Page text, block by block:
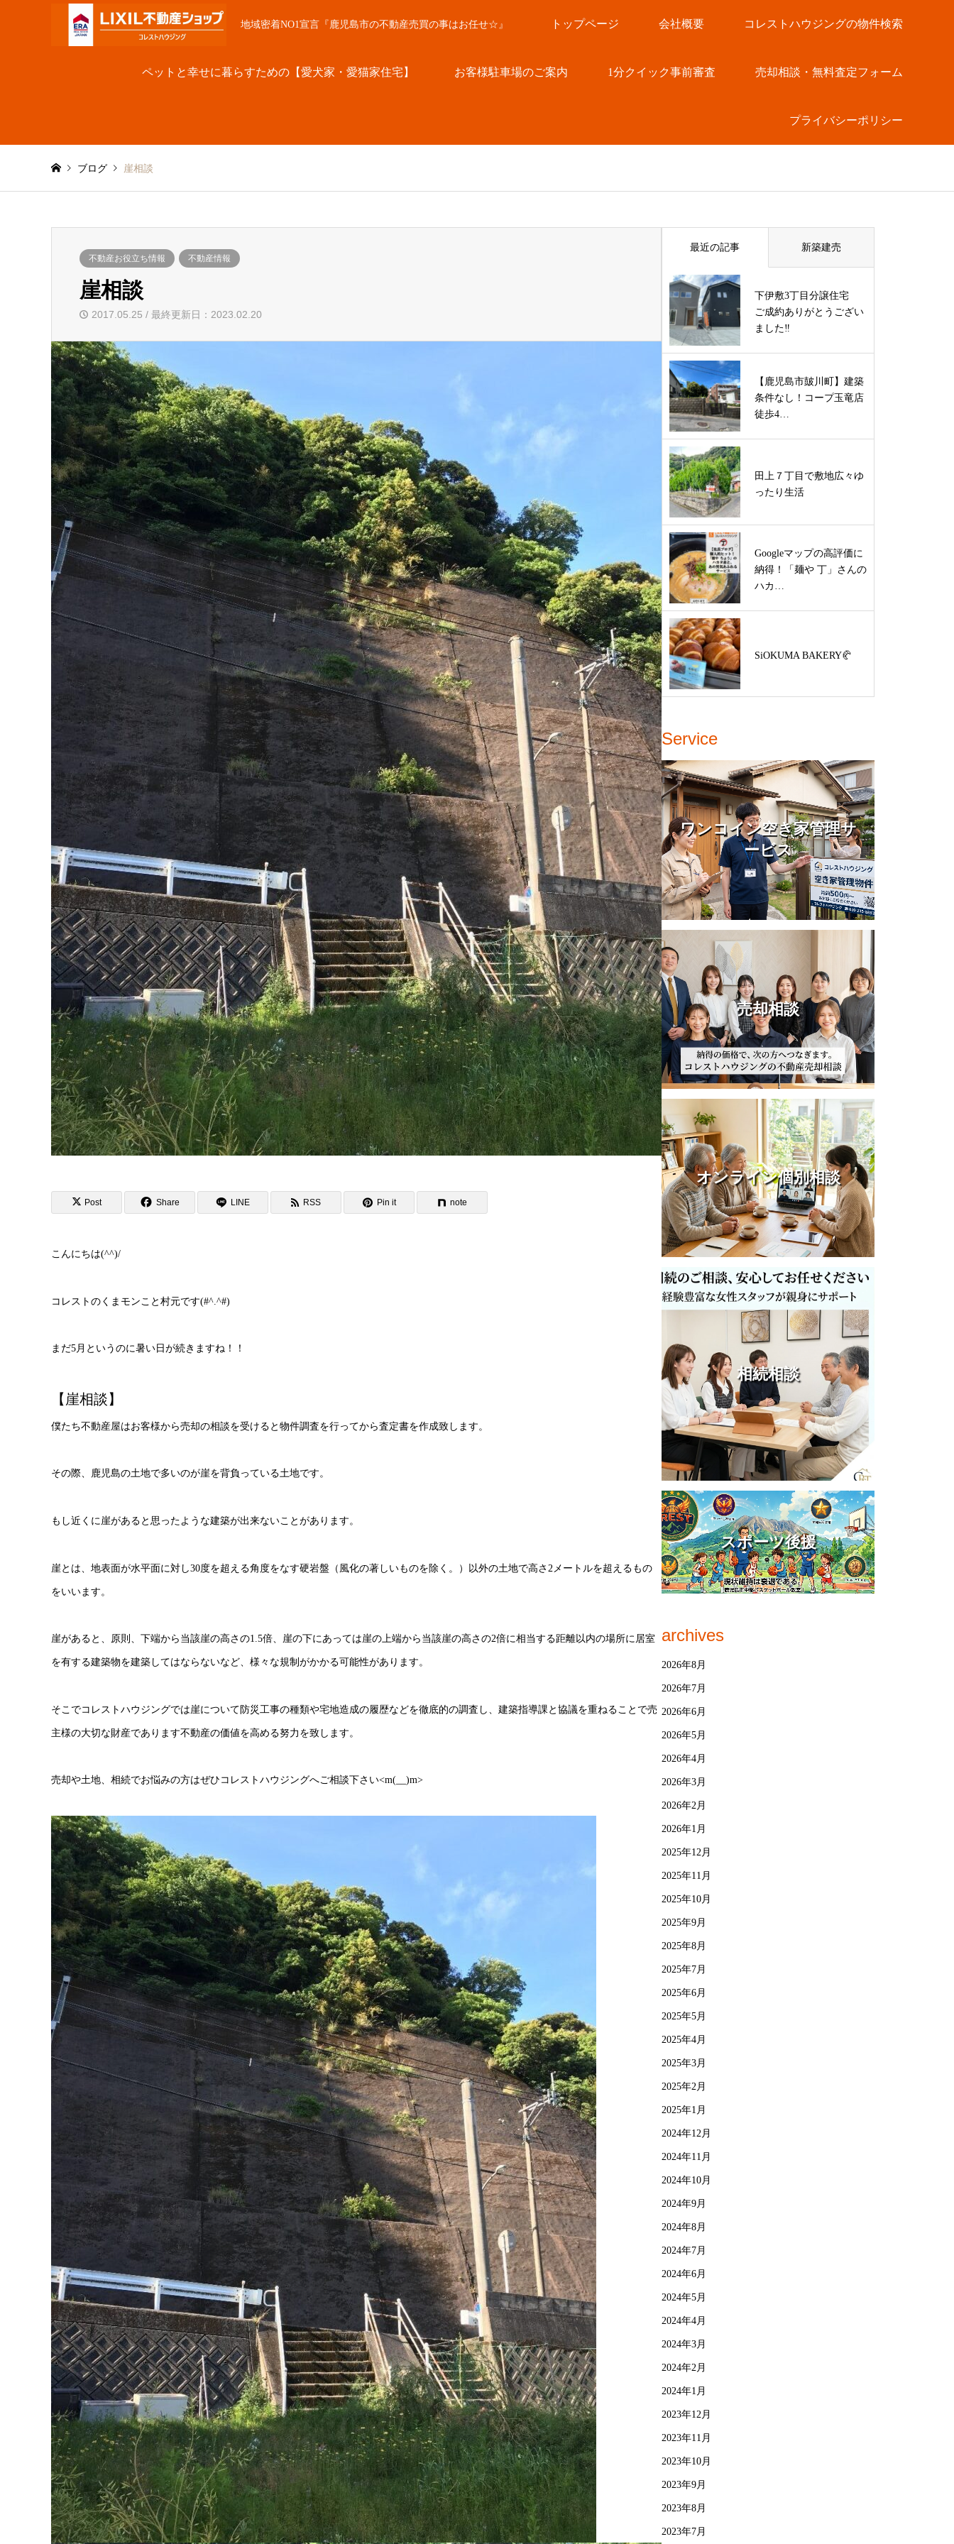
地域密着NO1宣言『鹿児島市の不動産売買の事はお任せ☆』 トップページ 会社概要 コレストハウジングの物件検索
ペットと幸せに暮らすための【愛犬家・愛猫家住宅】 お客様駐車場のご案内 1分クイック事前審査 売却相談・無料査定フォーム
プライバシーポリシー
ブログ 崖相談
不動産お役立ち情報 不動産情報
崖相談
2017.05.25 / 最終更新日：2023.02.20
Post Share LINE RSS Pin it note
こんにちは(^^)/
コレストのくまモンこと村元です(#^.^#)
まだ5月というのに暑い日が続きますね！！
【崖相談】
僕たち不動産屋はお客様から売却の相談を受けると物件調査を行ってから査定書を作成致します。
その際、鹿児島の土地で多いのが崖を背負っている土地です。
もし近くに崖があると思ったような建築が出来ないことがあります。
崖とは、地表面が水平面に対し30度を超える角度をなす硬岩盤（風化の著しいものを除く。）以外の土地で高さ2メートルを超えるもの
をいいます。
崖があると、原則、下端から当該崖の高さの1.5倍、崖の下にあっては崖の上端から当該崖の高さの2倍に相当する距離以内の場所に居室
を有する建築物を建築してはならないなど、様々な規制がかかる可能性があります。
そこでコレストハウジングでは崖について防災工事の種類や宅地造成の履歴などを徹底的の調査し、建築指導課と協議を重ねることで売
主様の大切な財産であります不動産の価値を高める努力を致します。
売却や土地、相続でお悩みの方はぜひコレストハウジングへご相談下さい<m(__)m>
最近の記事 新築建売
下伊敷3丁目分譲住宅
ご成約ありがとうござい
ました‼
【鹿児島市皷川町】建築
条件なし！コープ玉竜店
徒歩4…
田上７丁目で敷地広々ゆ
ったり生活
Googleマップの高評価に
納得！「麺や 丁」さんの
ハカ…
SiOKUMA BAKERY🥐
Service
ワンコイン空き家管理サ
ービス
売却相談
オンライン個別相談
相続相談
スポーツ後援
archives
2026年8月
2026年7月
2026年6月
2026年5月
2026年4月
2026年3月
2026年2月
2026年1月
2025年12月
2025年11月
2025年10月
2025年9月
2025年8月
2025年7月
2025年6月
2025年5月
2025年4月
2025年3月
2025年2月
2025年1月
2024年12月
2024年11月
2024年10月
2024年9月
2024年8月
2024年7月
2024年6月
2024年5月
2024年4月
2024年3月
2024年2月
2024年1月
2023年12月
2023年11月
2023年10月
2023年9月
2023年8月
2023年7月